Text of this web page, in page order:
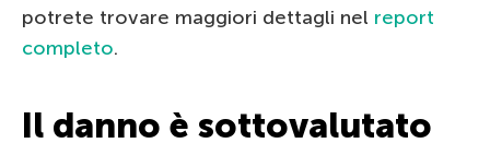
potrete trovare maggiori dettagli nel report
completo.
Il danno è sottovalutato